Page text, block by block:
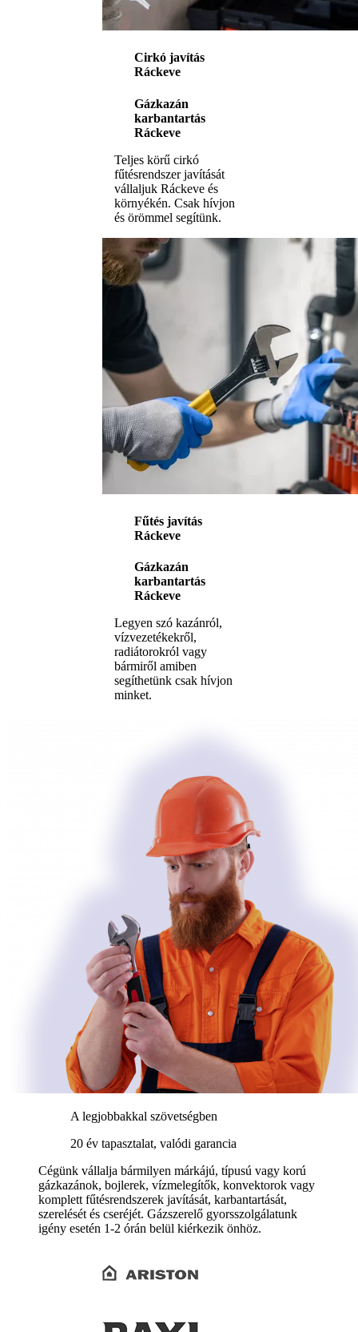
Cirkó javítás
Ráckeve
Gázkazán
karbantartás
Ráckeve
Teljes körű cirkó
fűtésrendszer javítását
vállaljuk Ráckeve és
környékén. Csak hívjon
és örömmel segítünk.
Fűtés javítás
Ráckeve
Gázkazán
karbantartás
Ráckeve
Legyen szó kazánról,
vízvezetékekről,
radiátorokról vagy
bármiről amiben
segíthetünk csak hívjon
minket.
A legjobbakkal szövetségben
20 év tapasztalat, valódi garancia
Cégünk vállalja bármilyen márkájú, típusú vagy korú
gázkazánok, bojlerek, vízmelegítők, konvektorok vagy
komplett fűtésrendszerek javítását, karbantartását,
szerelését és cseréjét. Gázszerelő gyorsszolgálatunk
igény esetén 1-2 órán belül kiérkezik önhöz.